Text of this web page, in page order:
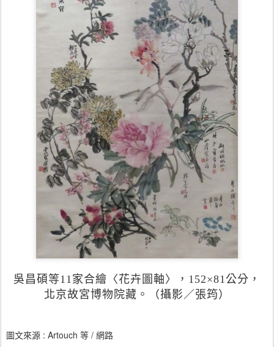
吳昌碩等11 家合繪〈花卉圖軸〉， 152×81 公分，
北京故宮博物院藏。（攝影／張筠）
圖文來源 : Artouch 等 / 網路